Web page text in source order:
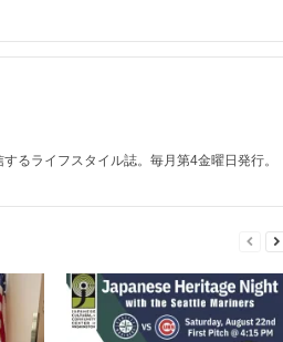
るライフスタイル誌。毎月第4金曜日発行。